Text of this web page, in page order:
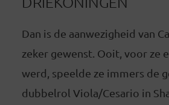
Dan is de aanwezigheid van
zeker gewenst. Ooit, voor ze
werd, speelde ze immers de
dubbelrol Viola/Cesario in